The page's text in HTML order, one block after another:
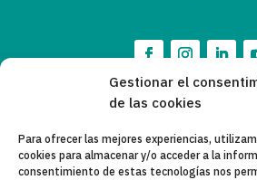
Gestionar el
de las cookies
Para ofrecer las mejores experiencias,
cookies para almacenar y/o acceder a la
consentimiento de estas tecnologías nos